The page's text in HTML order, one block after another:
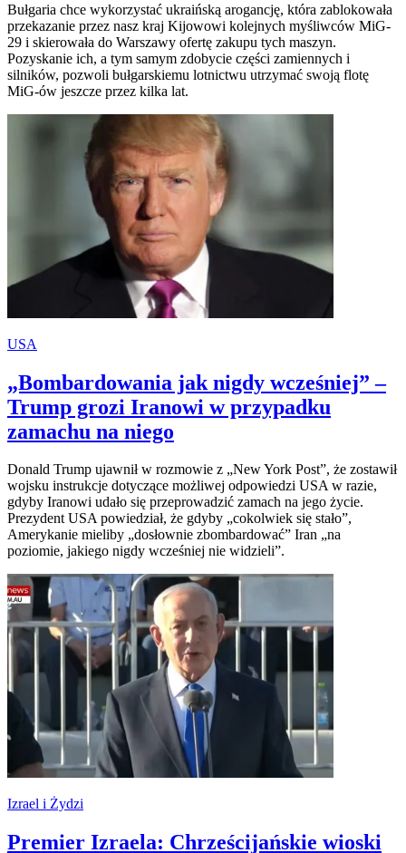
Bułgaria chce wykorzystać ukraińską arogancję, która zablokowała
przekazanie przez nasz kraj Kijowowi kolejnych myśliwców MiG-
29 i skierowała do Warszawy ofertę zakupu tych maszyn.
Pozyskanie ich, a tym samym zdobycie części zamiennych i
silników, pozwoli bułgarskiemu lotnictwu utrzymać swoją flotę
MiG-ów jeszcze przez kilka lat.
USA
„Bombardowania jak nigdy wcześniej” –
Trump grozi Iranowi w przypadku
zamachu na niego
Donald Trump ujawnił w rozmowie z „New York Post”, że zostawił
wojsku instrukcje dotyczące możliwej odpowiedzi USA w razie,
gdyby Iranowi udało się przeprowadzić zamach na jego życie.
Prezydent USA powiedział, że gdyby „cokolwiek się stało”,
Amerykanie mieliby „dosłownie zbombardować” Iran „na
poziomie, jakiego nigdy wcześniej nie widzieli”.
Izrael i Żydzi
Premier Izraela: Chrześcijańskie wioski